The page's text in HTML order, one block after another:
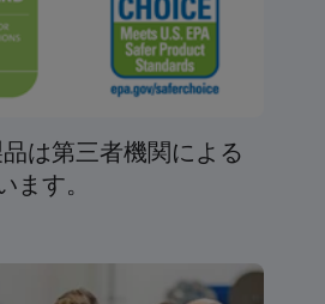
は第三者機関による
ます。